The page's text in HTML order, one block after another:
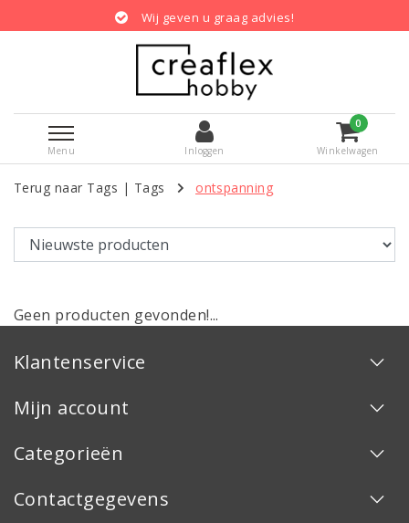
Wij geven u graag advies!
Menu Inloggen
0
Winkelwagen
Terug naar Tags | Tags ontspanning
Geen producten gevonden!...
Klantenservice
Mijn account
Categorieën
Contactgegevens